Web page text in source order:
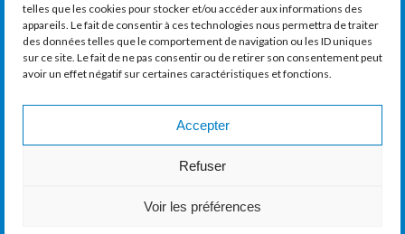
telles que les cookies pour stocker et/ou accéder aux informations des
appareils. Le fait de consentir à ces technologies nous permettra de traiter
des données telles que le comportement de navigation ou les ID uniques
sur ce site. Le fait de ne pas consentir ou de retirer son consentement peut
avoir un effet négatif sur certaines caractéristiques et fonctions.
Accepter
Refuser
Voir les préférences
LA CHAMBRE DE COMMERCE ET D’INDUSTRIE
DE VAUDREUIL-SOULANGES
11, boul. de la Cité-des-Jeunes, Suite 201